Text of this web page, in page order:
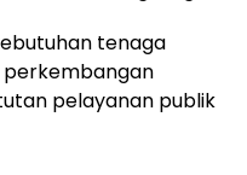
tenaga
perkembangan
pelayanan publik